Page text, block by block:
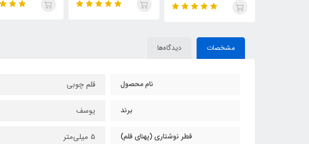
مشخصات دیدگاه‌ها
نام محصول قلم چوبی
برند یوسف
قطر نوشتاری (پهنای قلم) 5 میلی‌متر